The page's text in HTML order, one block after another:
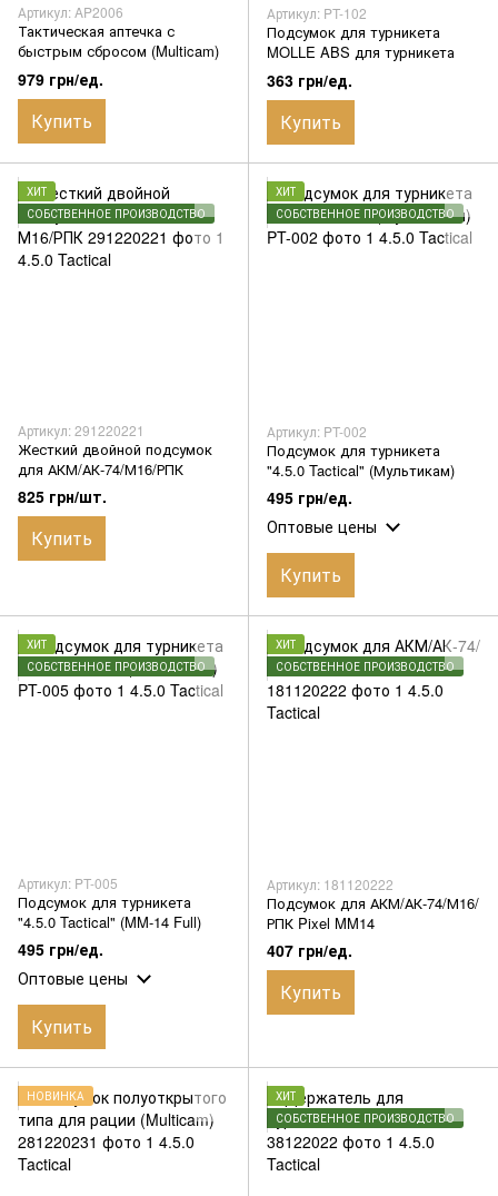
Артикул: AP2006
Тактическая аптечка с
быстрым сбросом (Multicam)
979 грн/ед.
Купить
Артикул: PT-102
Подсумок для турникета
MOLLE ABS для турникета
363 грн/ед.
Купить
ХИТ
СОБСТВЕННОЕ ПРОИЗВОДСТВО
Артикул: 291220221
Жесткий двойной подсумок
для АКМ/АК-74/М16/РПК
825 грн/шт.
Купить
ХИТ
СОБСТВЕННОЕ ПРОИЗВОДСТВО
Артикул: PT-002
Подсумок для турникета
"4.5.0 Tactical" (Мультикам)
495 грн/ед.
Оптовые цены
Купить
ХИТ
СОБСТВЕННОЕ ПРОИЗВОДСТВО
Артикул: PT-005
Подсумок для турникета
"4.5.0 Tactical" (MM-14 Full)
495 грн/ед.
Оптовые цены
Купить
ХИТ
СОБСТВЕННОЕ ПРОИЗВОДСТВО
Артикул: 181120222
Подсумок для АКМ/АК-74/М16/
РПК Pixel MM14
407 грн/ед.
Купить
НОВИНКА
ХИТ
СОБСТВЕННОЕ ПРОИЗВОДСТВО